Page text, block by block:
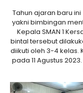
Tahun ajaran baru
yakni bimbingan
Kepala SMAN 1
bintal tersebut
diikuti oleh 3-4 kelas.
pada 11 Agustus